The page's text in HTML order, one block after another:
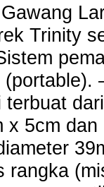
Trinity
terbuat
x 5cm dan
rangka